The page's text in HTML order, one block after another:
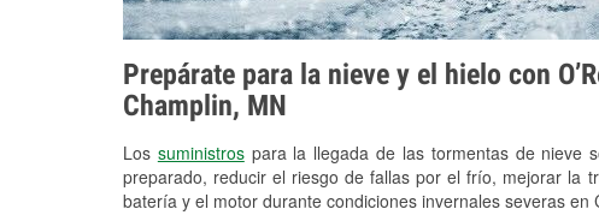
Prepárate para la nieve y el hielo con
Champlin, MN
Los suministrospara la llegada de las tormentas de nieve
preparado, reducir el riesgo de fallas por el frío, mejorar la
batería y el motor durante condiciones invernales severas en